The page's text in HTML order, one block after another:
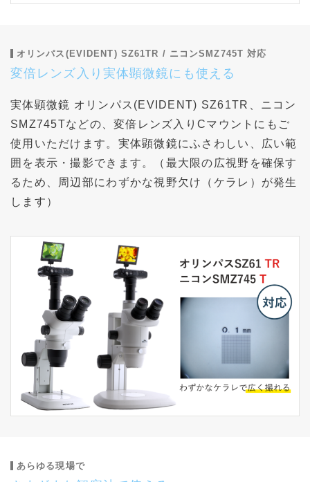
オリンパス(EVIDENT) SZ61TR / ニコンSMZ745T 対応
変倍レンズ入り実体顕微鏡にも使える
実体顕微鏡 オリンパス(EVIDENT) SZ61TR、ニコン
SMZ745Tなどの、変倍レンズ入りCマウントにもご
使用いただけます。実体顕微鏡にふさわしい、広い範
囲を表示・撮影できます。（最大限の広視野を確保す
るため、周辺部にわずかな視野欠け（ケラレ）が発生
します）
あらゆる現場で